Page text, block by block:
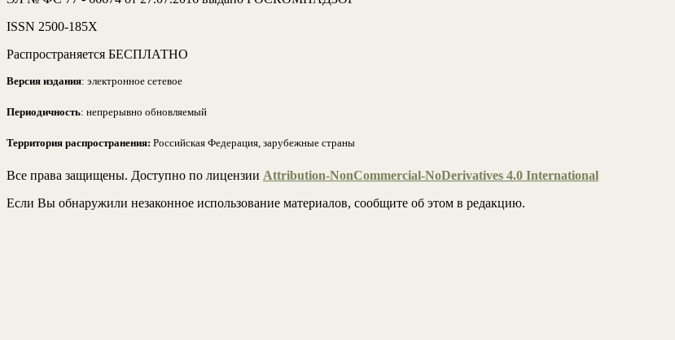
ISSN 2500-185Х
Распространяется БЕСПЛАТНО
Версия издания: электронное сетевое
Периодичность: непрерывно обновляемый
Территория распространения: Российская Федерация, зарубежные страны
Все права защищены. Доступно по лицензии Attribution-NonCommercial-NoDerivatives 4.0 International
Если Вы обнаружили незаконное использование материалов, сообщите об этом в редакцию.